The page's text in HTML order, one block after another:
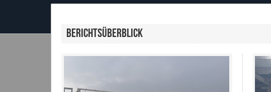
Berichtsüberblick